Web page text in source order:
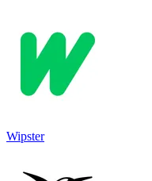
Wipster